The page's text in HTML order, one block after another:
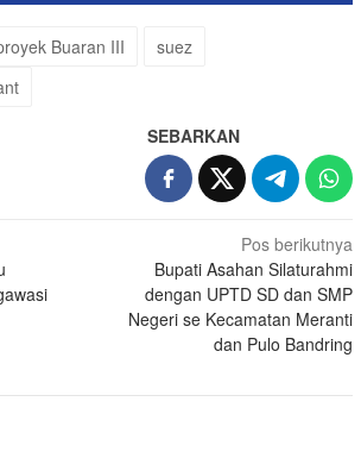
Buaran III
suez
SEBARKAN
Pos berikutnya
Bupati Asahan Silaturahmi
dengan UPTD SD dan SMP
Negeri se Kecamatan Meranti
dan Pulo Bandring